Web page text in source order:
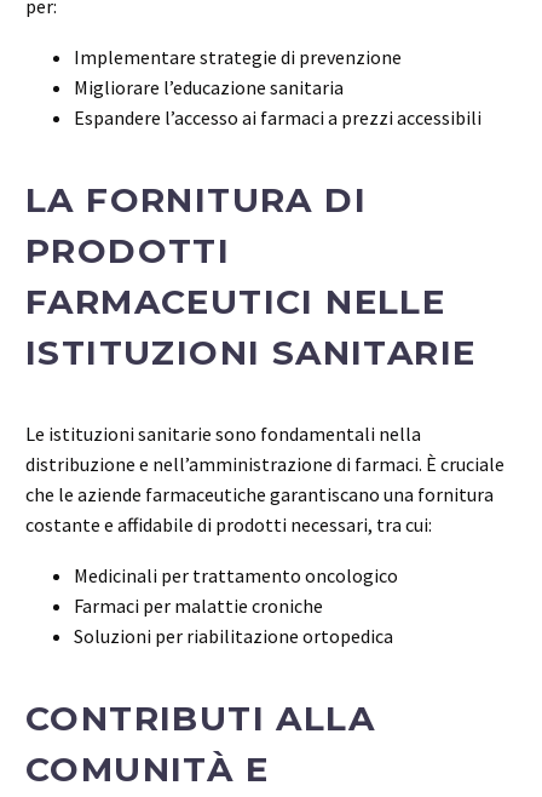
per:
Implementare strategie di prevenzione
Migliorare l’educazione sanitaria
Espandere l’accesso ai farmaci a prezzi accessibili
LA FORNITURA DI
PRODOTTI
FARMACEUTICI NELLE
ISTITUZIONI SANITARIE
Le istituzioni sanitarie sono fondamentali nella
distribuzione e nell’amministrazione di farmaci. È cruciale
che le aziende farmaceutiche garantiscano una fornitura
costante e affidabile di prodotti necessari, tra cui:
Medicinali per trattamento oncologico
Farmaci per malattie croniche
Soluzioni per riabilitazione ortopedica
CONTRIBUTI ALLA
COMUNITÀ E